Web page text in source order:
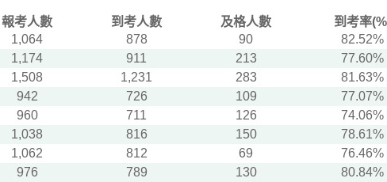
報考人數 到考人數 及格人數 到考率
1,064 878 90 82.52%
1,174 911 213 77.60%
1,508 1,231 283 81.63%
942 726 109 77.07%
960 711 126 74.06%
1,038 816 150 78.61%
1,062 812 69 76.46%
976 789 130 80.84%